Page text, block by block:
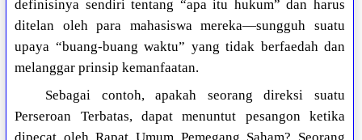
definisinya sendiri tentang “apa itu hukum” dan harus
ditelan oleh para mahasiswa mereka—sungguh suatu
upaya “buang-buang waktu” yang tidak berfaedah dan
melanggar prinsip kemanfaatan.
Sebagai contoh, apakah seorang direksi suatu
Perseroan Terbatas, dapat menuntut pesangon ketika